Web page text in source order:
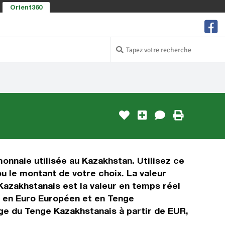
Orient360
utilisée au Kazakhstan. Utilisez ce
le montant de votre choix. La valeur
est la valeur en temps réel
Euro Européen et en Tenge
du Tenge Kazakhstanais à partir de EUR,